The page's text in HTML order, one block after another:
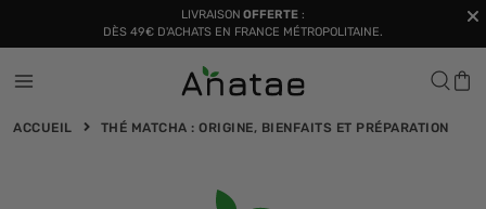
NOUVEAUTÉ :
Notre thé matcha Originel, le matcha idéal pour les latte 🍵🥛
ACCUEIL THÉ MATCHA : ORIGINE, BIENFAITS ET PRÉPARATION